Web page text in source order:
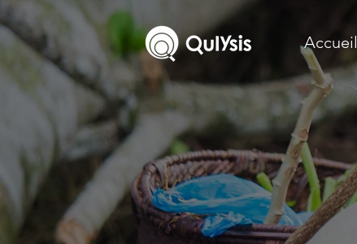
Accueil